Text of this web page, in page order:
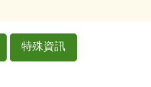
特殊資訊